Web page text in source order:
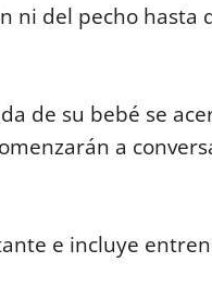
ni del pecho hasta
de su bebé se
a
e incluye